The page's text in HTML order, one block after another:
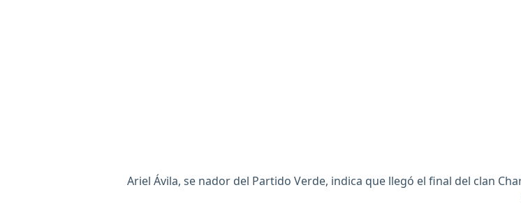
Ariel Ávila, se nador del Partido Verde, indica que llegó el final del clan